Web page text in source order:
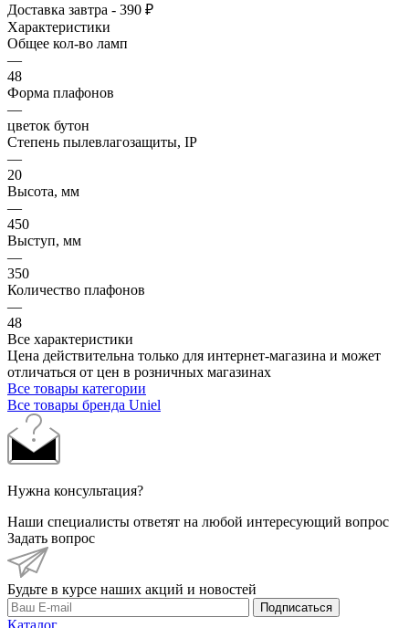
Доставка завтра - 390 ₽
Характеристики
Общее кол-во ламп
—
48
Форма плафонов
—
цветок бутон
Степень пылевлагозащиты, IP
—
20
Высота, мм
—
450
Выступ, мм
—
350
Количество плафонов
—
48
Все характеристики
Цена действительна только для интернет-магазина и может
отличаться от цен в розничных магазинах
Все товары категории
Все товары бренда Uniel
Нужна консультация?
Наши специалисты ответят на любой интересующий вопрос
Задать вопрос
Будьте в курсе наших акций и новостей
Подписаться
Каталог